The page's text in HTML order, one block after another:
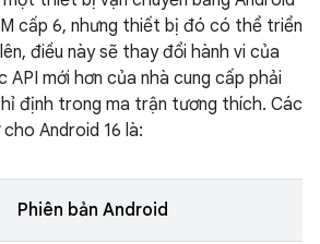
cấp 6, nhưng thiết bị đó có thể triển
điều này sẽ thay đổi hành vi của
API mới hơn của nhà cung cấp phải
định trong ma trận tương thích. Các
Android 16 là:
Phiên bản Android